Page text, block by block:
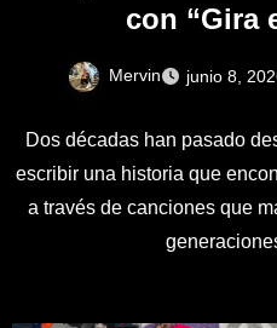
con “Gira
Mervin junio 8,
Dos décadas han pasado
escribir una historia que
a través de canciones que